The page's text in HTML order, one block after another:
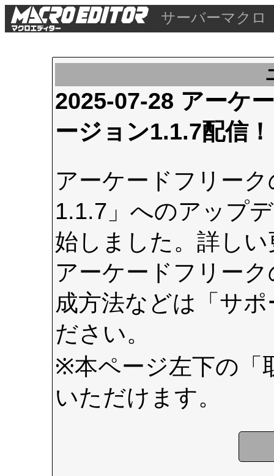
サーバーマクロ
2025-07-28 アーケ
ージョン1.1.7配信！
アーケードフリー
1.1.7」へのアップ
始しました。詳し
アーケードフリー
成方法などは 「サ
ださい。
※本ページ左下の
いただけます。